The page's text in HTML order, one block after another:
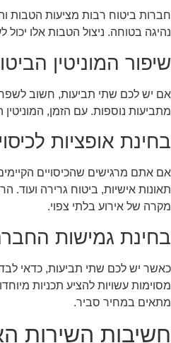
חברות ביטוח רבות מציעות הטבות
נהיגה בטוחה. ניצול הטבות אלו
שיפור המוניטין
אם יש לכם שתי תביעות, חשוב לשפר
מתביעות נוספות. עם הזמן,
בחינת אופציות
אם אתם מרגישים שהכיסויים
תאונות אישיות, ביטוח גרירה
מקרה של אירוע בלתי צפוי.
בחינת גמישות
כאשר יש לכם שתי תביעות, כדאי
מסוימות עשויות להציע תכניות
מתאים במחיר סביר.
חשיבות השירות